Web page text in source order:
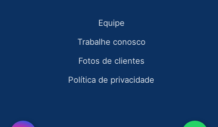
Equipe
Trabalhe conosco
Fotos de clientes
Política de privacidade